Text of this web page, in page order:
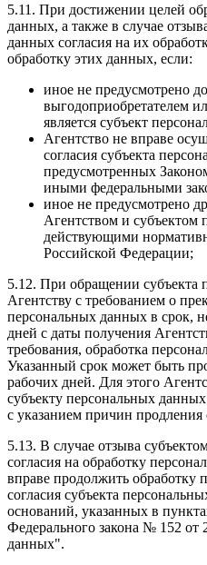
5.11. При достижении целей
данных, а также в случае
данных согласия на их
обработку этих данных, если:
иное не предусмотрено
выгодоприобретателем
является субъект
Агентство не вправе
согласия субъекта
предусмотренных
иными федеральными
иное не предусмотрено
Агентством и субъектом
действующими
Российской Федерации;
5.12. При обращении субъекта
Агентству с требованием о
персональных данных в срок,
дней с даты получения
требования, обработка
Указанный срок может быть
рабочих дней. Для этого
субъекту персональных
с указанием причин продления
5.13. В случае отзыва
согласия на обработку
вправе продолжить обработку
согласия субъекта
оснований, указанных в
Федерального закона № 152
данных".